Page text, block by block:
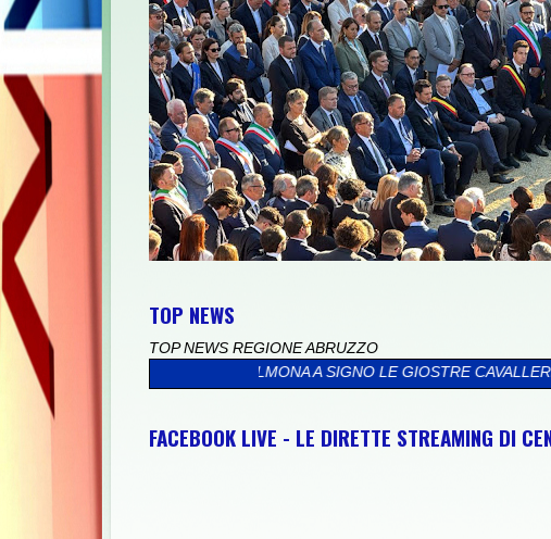
TOP NEWS
TOP NEWS REGIONE ABRUZZO
DA SULMONA A SIGNO LE GIOSTRE CAVALLERESCHE UNISCONO
FACEBOOK LIVE - LE DIRETTE STREAMING DI